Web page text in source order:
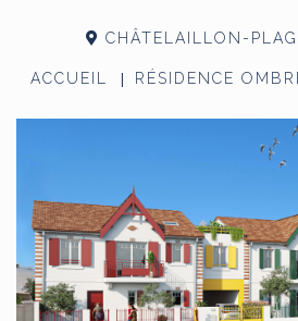
CHÂTELAILLON-
ACCUEIL RÉSIDENCE